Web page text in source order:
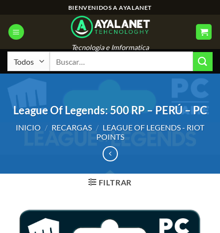
contenido
BIENVENIDOS A AYALANET
Tecnologia e Imformatica
League Of Legends: 500 RP – PERÚ – PC
INICIO / RECARGAS / LEAGUE OF LEGENDS - RIOT
POINTS
FILTRAR